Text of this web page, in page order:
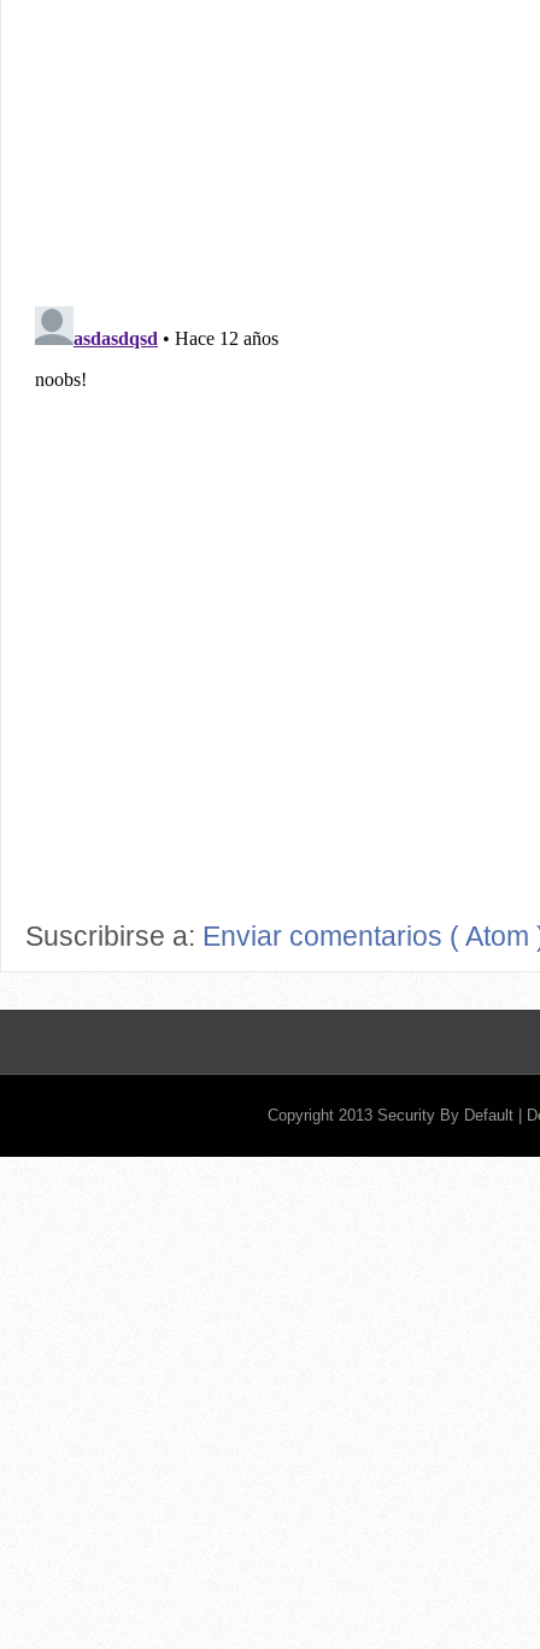
Suscribirse a: Enviar comentarios ( Atom
Copyright 2013 Security By Default |